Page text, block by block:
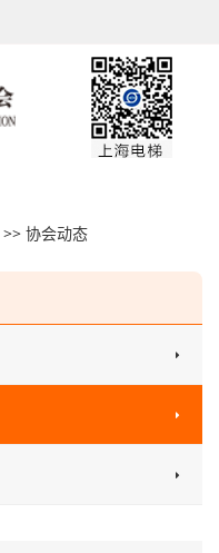
>> 协会动态